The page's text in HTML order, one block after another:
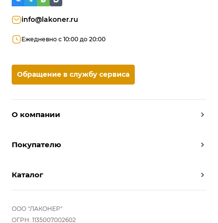
О компании
Условия работы
Отзывы
Покупателю
Вызвать дизайнера
Реализованные проекты
Комплектуем шкаф-купе
Каталог
Шкафы
Прихожие
Гостиные
ООО "ЛАКОНЕР"
ОГРН: 1135007002602
info@lakoner.ru
Ежедневно с 10:00 до 20:00
Обращение в службу сервиса